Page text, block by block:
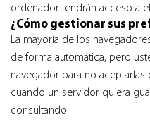
ordenador tendrán acceso a
¿Cómo gestionar sus
La mayoría de los
de forma automática, pero
navegador para no
cuando un servidor quiera
consultando: